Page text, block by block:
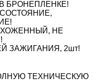
БРОНЕПЛЕНКЕ!
НЕ
ЗАЖИГАНИЯ, 2шт!
ТЕХНИЧЕСКУЮ